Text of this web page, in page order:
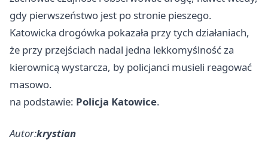
gdy pierwszeństwo jest po stronie pieszego.
Katowicka drogówka pokazała przy tych działaniach,
że przy przejściach nadal jedna lekkomyślność za
kierownicą wystarcza, by policjanci musieli reagować
masowo.
na podstawie: Policja Katowice.
Autor:krystian